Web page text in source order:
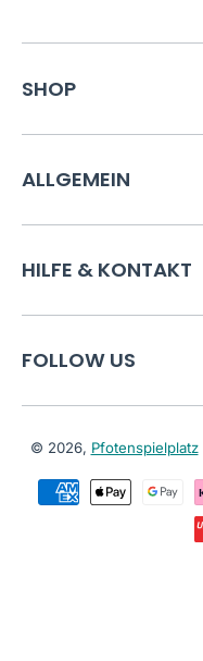
SHOP
ALLGEMEIN
HILFE & KONTAKT
FOLLOW US
© 2026, Pfotenspielplatz